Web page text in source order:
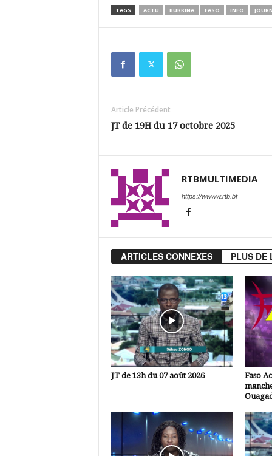
TAGS ACTU BURKINA FASO INFO
Article Précédent
JT de 19H du 17 octobre 2025
RTBMULTIMEDIA
https://wwww.rtb.bf
ARTICLES CONNEXES PLUS DE
JT de 13h du 07 août 2026
Faso